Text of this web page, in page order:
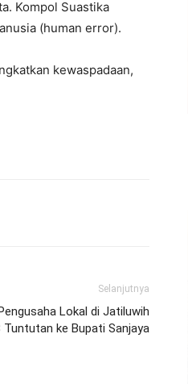
Kompol Suastika
(human error).
kewaspadaan,
Selanjutnya
Lokal di Jatiluwih
Tuntutan ke Bupati Sanjaya